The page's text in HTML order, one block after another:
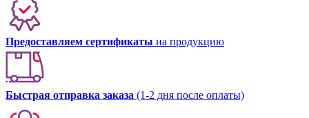
Предоставляем сертификаты на продукцию
Быстрая отправка заказа (1-2 дня после оплаты)